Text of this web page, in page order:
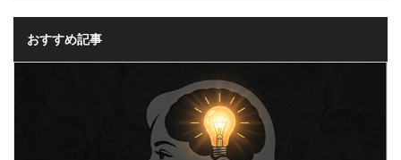
おすすめ記事